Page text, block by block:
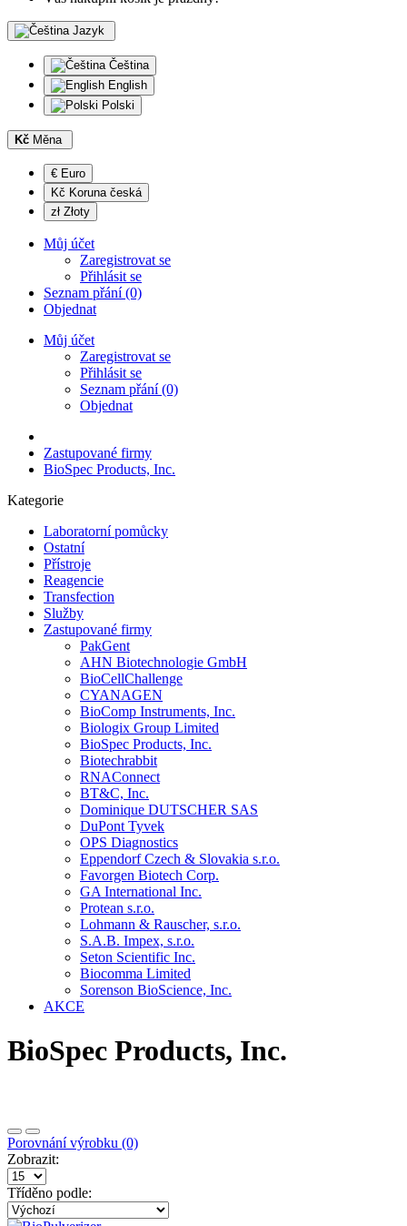
Jazyk
Čeština
English
Polski
Kč Měna
€ Euro
Kč Koruna česká
zł Złoty
Můj účet
Zaregistrovat se
Přihlásit se
Seznam přání (0)
Objednat
Můj účet
Zaregistrovat se
Přihlásit se
Seznam přání (0)
Objednat
Zastupované firmy
BioSpec Products, Inc.
Kategorie
Laboratorní pomůcky
Ostatní
Přístroje
Reagencie
Transfection
Služby
Zastupované firmy
PakGent
AHN Biotechnologie GmbH
BioCellChallenge
CYANAGEN
BioComp Instruments, Inc.
Biologix Group Limited
BioSpec Products, Inc.
Biotechrabbit
RNAConnect
BT&C, Inc.
Dominique DUTSCHER SAS
DuPont Tyvek
OPS Diagnostics
Eppendorf Czech & Slovakia s.r.o.
Favorgen Biotech Corp.
GA International Inc.
Protean s.r.o.
Lohmann & Rauscher, s.r.o.
S.A.B. Impex, s.r.o.
Seton Scientific Inc.
Biocomma Limited
Sorenson BioScience, Inc.
AKCE
BioSpec Products, Inc.
Porovnání výrobku (0)
Zobrazit:
Tříděno podle: